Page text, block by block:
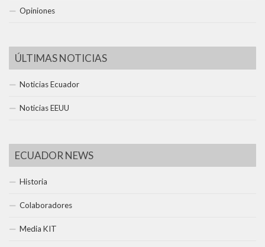
Opiniones
ÚLTIMAS NOTICIAS
Noticias Ecuador
Noticias EEUU
ECUADOR NEWS
Historia
Colaboradores
Media KIT